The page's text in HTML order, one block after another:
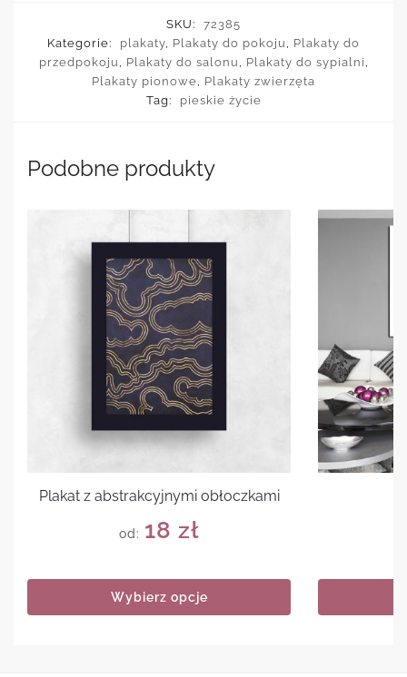
SKU:
72385
Kategorie:
plakaty Plakaty do pokoju
Plakaty do
przedpokoju
Plakaty do salonu Plakaty do sypialni
Plakaty pionowe
Plakaty zwierzęta
Tag:
pieskie życie
Podobne produkty
Plakat z abstrakcyjnymi obłoczkami
od: 18 zł
Wybierz opcje